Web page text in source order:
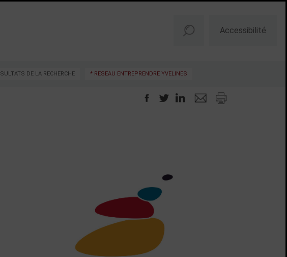
Accessibilité
DE LA RECHERCHE * RESEAU ENTREPRENDRE YVELINES